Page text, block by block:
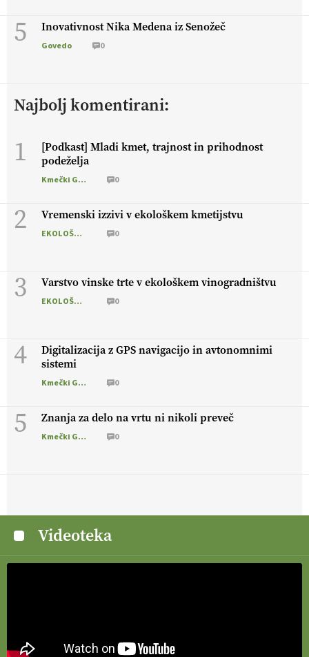
5 Inovativnost Nika Medena iz Senožeč
Govedo 0
Najbolj komentirani:
1
[Podkast] Mladi kmet, trajnost in prihodnost
podeželja
Kmečki Glas 0
2 Vremenski izzivi v ekološkem kmetijstvu
EKOLOŠKO LOGIČNO 0
3 Varstvo vinske trte v ekološkem vinogradništvu
EKOLOŠKO LOGIČNO 0
4
Digitalizacija z GPS navigacijo in avtonomnimi
sistemi
Kmečki Glas 0
5 Znanja za delo na vrtu ni nikoli preveč
Kmečki Glas 0
Videoteka